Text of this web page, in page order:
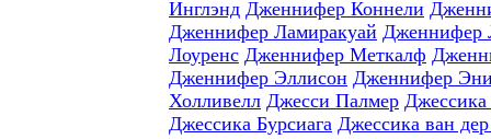
Инглэнд Дженнифер Коннели
Дженнифер Ламиракуай Дженнифер
Лоуренс Дженнифер Меткалф
Дженнифер Эллисон Дженнифер
Холливелл Джесси Палмер
Джессика Бурсиага Джессика ван